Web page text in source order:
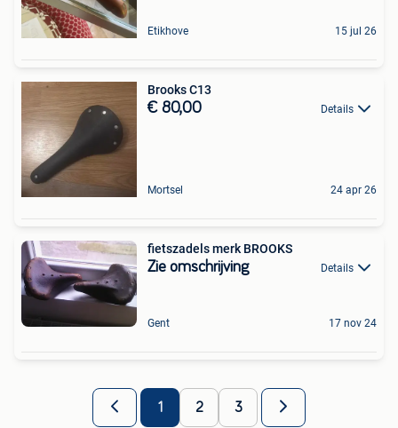
Etikhove 15 jul 26
Brooks C13
€ 80,00 Details
Mortsel 24 apr 26
fietszadels merk BROOKS
Zie omschrijving Details
Gent 17 nov 24
1 2 3